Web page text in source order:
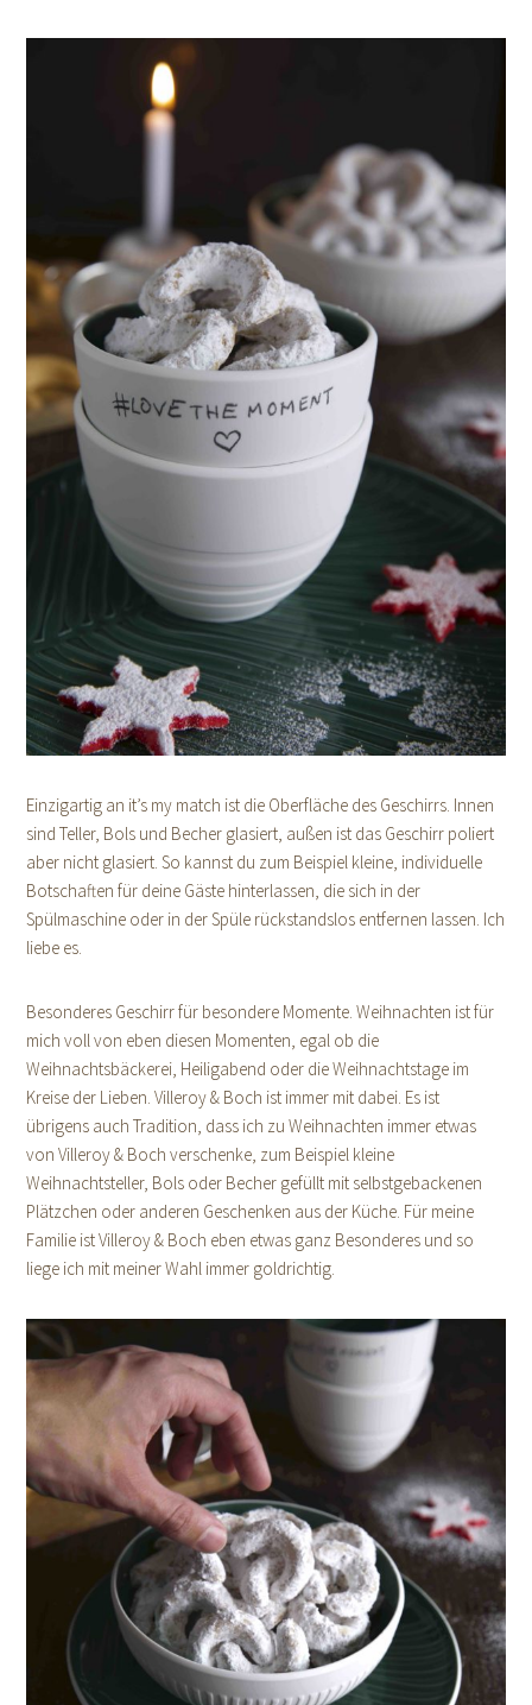
Einzigartig an it’s my match ist die Oberfläche des Geschirrs. Innen
sind Teller, Bols und Becher glasiert, außen ist das Geschirr poliert
aber nicht glasiert. So kannst du zum Beispiel kleine, individuelle
Botschaften für deine Gäste hinterlassen, die sich in der
Spülmaschine oder in der Spüle rückstandslos entfernen lassen. Ich
liebe es.
Besonderes Geschirr für besondere Momente. Weihnachten ist für
mich voll von eben diesen Momenten, egal ob die
Weihnachtsbäckerei, Heiligabend oder die Weihnachtstage im
Kreise der Lieben. Villeroy & Boch ist immer mit dabei. Es ist
übrigens auch Tradition, dass ich zu Weihnachten immer etwas
von Villeroy & Boch verschenke, zum Beispiel kleine
Weihnachtsteller, Bols oder Becher gefüllt mit selbstgebackenen
Plätzchen oder anderen Geschenken aus der Küche. Für meine
Familie ist Villeroy & Boch eben etwas ganz Besonderes und so
liege ich mit meiner Wahl immer goldrichtig.